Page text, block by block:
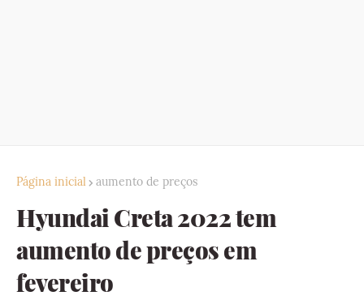
Página inicial aumento de preços
Hyundai Creta 2022 tem
aumento de preços em
fevereiro